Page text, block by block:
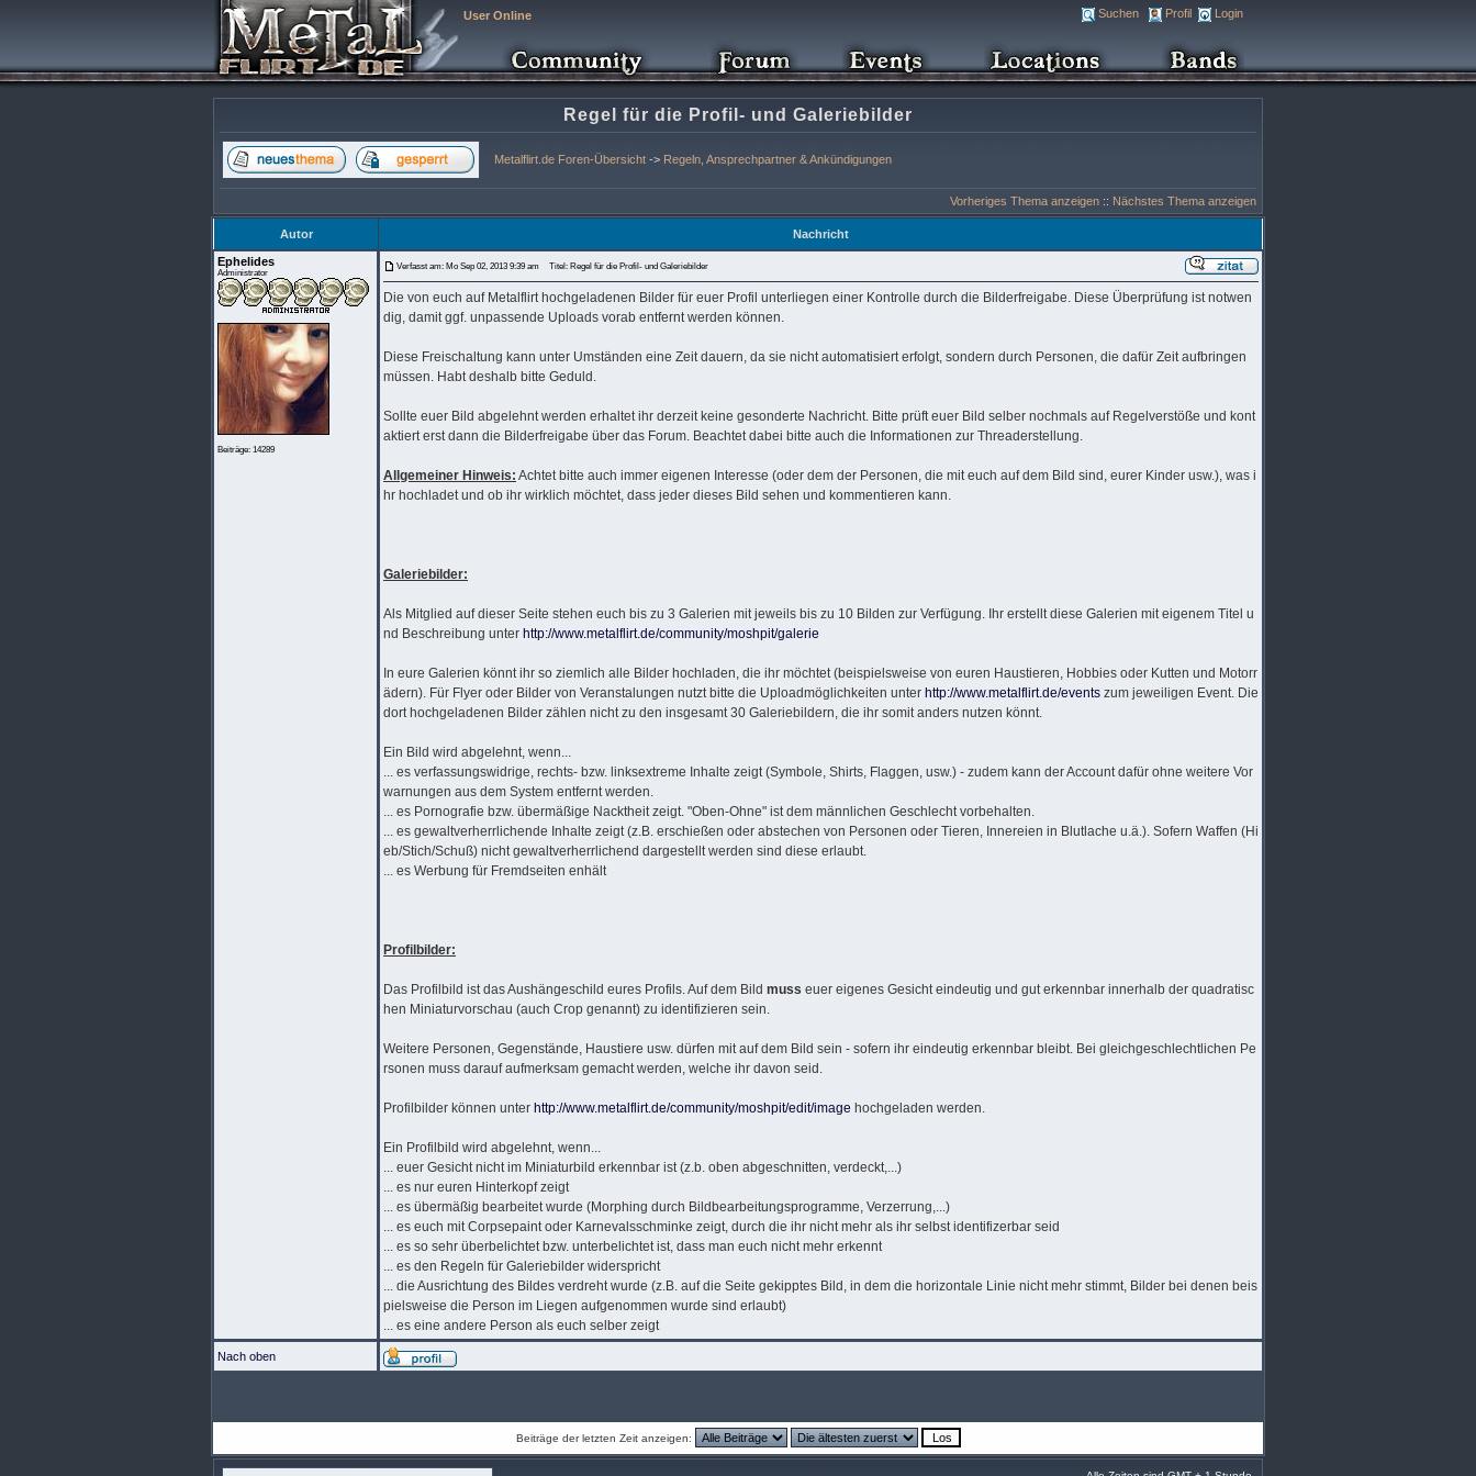
User Online Suchen Profil Login
Regel für die Profil- und Galeriebilder
Metalflirt.de Foren-Übersicht -> Regeln, Ansprechpartner & Ankündigungen
Vorheriges Thema anzeigen :: Nächstes Thema anzeigen
Autor Nachricht
Ephelides
Administrator
Beiträge: 14289
Verfasst am: Mo Sep 02, 2013 9:39 am Titel: Regel für die Profil- und Galeriebilder
Die von euch auf Metalflirt hochgeladenen Bilder für euer Profil unterliegen einer Kontrolle durch die Bilderfreigabe. Diese Überprüfung ist notwen
dig, damit ggf. unpassende Uploads vorab entfernt werden können.
Diese Freischaltung kann unter Umständen eine Zeit dauern, da sie nicht automatisiert erfolgt, sondern durch Personen, die dafür Zeit aufbringen
müssen. Habt deshalb bitte Geduld.
Sollte euer Bild abgelehnt werden erhaltet ihr derzeit keine gesonderte Nachricht. Bitte prüft euer Bild selber nochmals auf Regelverstöße und kont
aktiert erst dann die Bilderfreigabe über das Forum. Beachtet dabei bitte auch die Informationen zur Threaderstellung.
Allgemeiner Hinweis: Achtet bitte auch immer eigenen Interesse (oder dem der Personen, die mit euch auf dem Bild sind, eurer Kinder usw.), was i
hr hochladet und ob ihr wirklich möchtet, dass jeder dieses Bild sehen und kommentieren kann.
Galeriebilder:
Als Mitglied auf dieser Seite stehen euch bis zu 3 Galerien mit jeweils bis zu 10 Bilden zur Verfügung. Ihr erstellt diese Galerien mit eigenem Titel u
nd Beschreibung unter http://www.metalflirt.de/community/moshpit/galerie
In eure Galerien könnt ihr so ziemlich alle Bilder hochladen, die ihr möchtet (beispielsweise von euren Haustieren, Hobbies oder Kutten und Motorr
ädern). Für Flyer oder Bilder von Veranstalungen nutzt bitte die Uploadmöglichkeiten unter http://www.metalflirt.de/events zum jeweiligen Event. Die
dort hochgeladenen Bilder zählen nicht zu den insgesamt 30 Galeriebildern, die ihr somit anders nutzen könnt.
Ein Bild wird abgelehnt, wenn...
... es verfassungswidrige, rechts- bzw. linksextreme Inhalte zeigt (Symbole, Shirts, Flaggen, usw.) - zudem kann der Account dafür ohne weitere Vor
warnungen aus dem System entfernt werden.
... es Pornografie bzw. übermäßige Nacktheit zeigt. "Oben-Ohne" ist dem männlichen Geschlecht vorbehalten.
... es gewaltverherrlichende Inhalte zeigt (z.B. erschießen oder abstechen von Personen oder Tieren, Innereien in Blutlache u.ä.). Sofern Waffen (Hi
eb/Stich/Schuß) nicht gewaltverherrlichend dargestellt werden sind diese erlaubt.
... es Werbung für Fremdseiten enhält
Profilbilder:
Das Profilbild ist das Aushängeschild eures Profils. Auf dem Bild muss euer eigenes Gesicht eindeutig und gut erkennbar innerhalb der quadratisc
hen Miniaturvorschau (auch Crop genannt) zu identifizieren sein.
Weitere Personen, Gegenstände, Haustiere usw. dürfen mit auf dem Bild sein - sofern ihr eindeutig erkennbar bleibt. Bei gleichgeschlechtlichen Pe
rsonen muss darauf aufmerksam gemacht werden, welche ihr davon seid.
Profilbilder können unter http://www.metalflirt.de/community/moshpit/edit/image hochgeladen werden.
Ein Profilbild wird abgelehnt, wenn...
... euer Gesicht nicht im Miniaturbild erkennbar ist (z.b. oben abgeschnitten, verdeckt,...)
... es nur euren Hinterkopf zeigt
... es übermäßig bearbeitet wurde (Morphing durch Bildbearbeitungsprogramme, Verzerrung,...)
... es euch mit Corpsepaint oder Karnevalsschminke zeigt, durch die ihr nicht mehr als ihr selbst identifizerbar seid
... es so sehr überbelichtet bzw. unterbelichtet ist, dass man euch nicht mehr erkennt
... es den Regeln für Galeriebilder widerspricht
... die Ausrichtung des Bildes verdreht wurde (z.B. auf die Seite gekipptes Bild, in dem die horizontale Linie nicht mehr stimmt, Bilder bei denen beis
pielsweise die Person im Liegen aufgenommen wurde sind erlaubt)
... es eine andere Person als euch selber zeigt
Nach oben
Beiträge der letzten Zeit anzeigen: